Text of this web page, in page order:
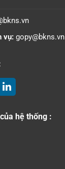
vụ: gopy@bkns.vn
hệ thống :